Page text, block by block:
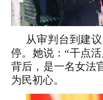
从审判台到建
停。她说：“干点
背后，是一名女法
为民初心。